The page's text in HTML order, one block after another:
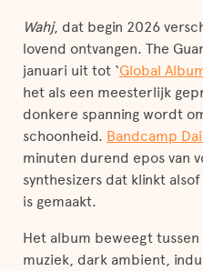
Wahj, dat begin 2026
lovend ontvangen. The
januari uit tot ‘Global
het als een meesterlijk
donkere spanning wordt
schoonheid. Bandcamp
minuten durend epos van
synthesizers dat klinkt
is gemaakt.
Het album beweegt
muziek, dark ambient,